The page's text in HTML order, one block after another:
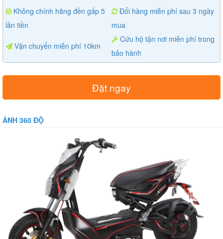
Không chính hãng đền gấp 5
lần tiền
Đổi hàng miễn phí sau 3 ngày
mua
Vận chuyển miễn phí 10km
Cứu hộ tận nơi miễn phí trong
bảo hành
Đặt ngay
ẢNH 360 ĐỘ